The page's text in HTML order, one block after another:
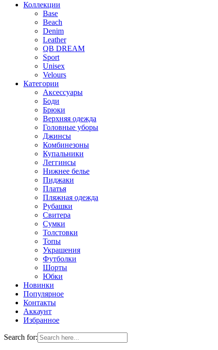
Коллекции
Base
Beach
Denim
Leather
QB DREAM
Sport
Unisex
Velours
Категории
Аксессуары
Боди
Брюки
Верхняя одежда
Головные уборы
Джинсы
Комбинезоны
Купальники
Леггинсы
Нижнее белье
Пиджаки
Платья
Пляжная одежда
Рубашки
Свитера
Сумки
Толстовки
Топы
Украшения
Футболки
Шорты
Юбки
Новинки
Популярное
Контакты
Аккаунт
Избранное
Search for: